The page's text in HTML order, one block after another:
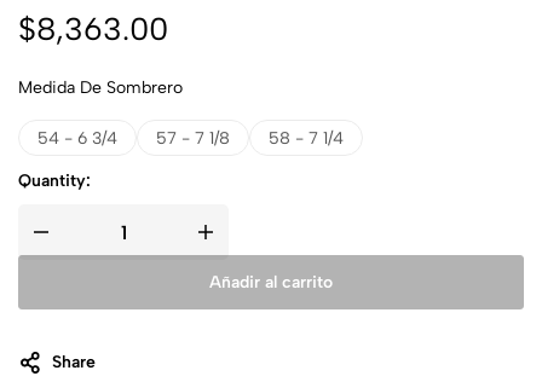
$8,363.00
Medida De Sombrero
54 - 6 3/4 57 - 7 1/8 58 - 7 1/4
Quantity:
Añadir al carrito
Share